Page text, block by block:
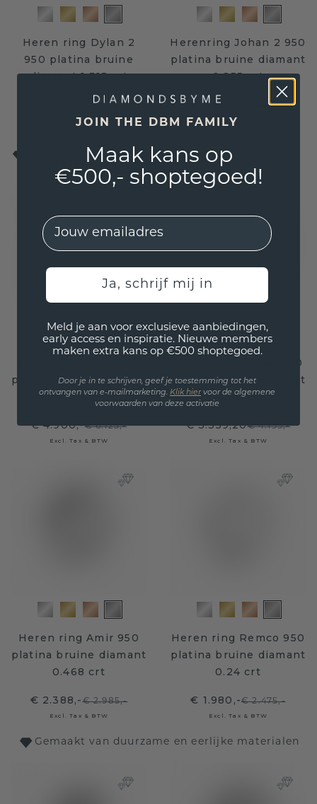
Heren ring Dylan 2
950 platina bruine
diamant 1.315 crt
€ 7.435,-
Excl. Tax & BTW
Herenring Johan 2 950
platina bruine diamant
0.255 crt
€ 2.652,- € 3.315,-
Excl. Tax & BTW
Kies uit een scala aan ringstijlen, van rolex
ringen tot zegelringen!
platina bruine diamant
1.15 crt
€ 4.900,-€ 6.125,-
Excl. Tax & BTW
Heren ring Pavan 950
platina bruine diamant
1.088 crt
€ 3.359,20€ 4.199,-
Excl. Tax & BTW
Heren ring Amir 950
platina bruine diamant
0.468 crt
€ 2.388,-€ 2.985,-
Excl. Tax & BTW
Heren ring Remco 950
platina bruine diamant
0.24 crt
€ 1.980,-€ 2.475,-
Excl. Tax & BTW
Gemaakt van duurzame en eerlijke materialen
JOIN THE DBM FAMILY
Maak kans op
€500,- shoptegoed!
EMail
Ja, schrijf mij in
Meld je aan voor exclusieve aanbiedingen,
early access en inspiratie. Nieuwe members
maken extra kans op €500 shoptegoed.
Door je in te schrijven, geef je toestemming tot het
ontvangen van e-mailmarketing. Klik hiervoor de algemene
voorwaarden van deze activatie